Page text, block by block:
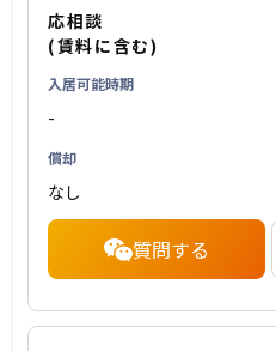
応相談
(賃料に含む)
入居可能時期
-
償却
なし
質問する